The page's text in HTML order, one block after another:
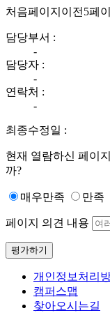
처음페이지 이전5페
담당부서 :
-
담당자 :
-
연락처 :
-
최종수정일 :
현재 열람하신 페이
까?
매우만족 만족
페이지 의견 내용
평가하기
개인정보처리
캠퍼스맵
찾아오시는길